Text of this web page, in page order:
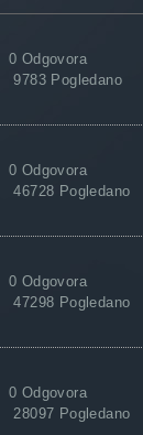
0 Odgovora
9783 Pogledano
0 Odgovora
46728 Pogledano
0 Odgovora
47298 Pogledano
0 Odgovora
28097 Pogledano